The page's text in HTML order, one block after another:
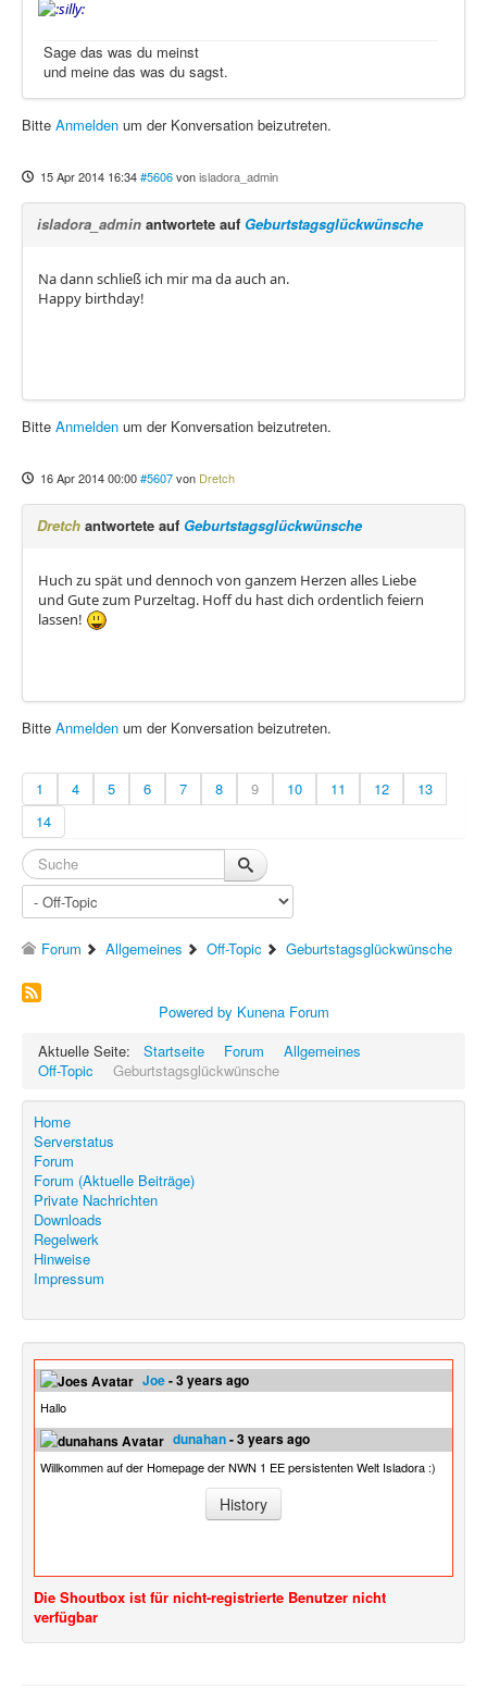
Sage das was du meinst
und meine das was du sagst.
Bitte Anmelden um der Konversation beizutreten.
15 Apr 2014 16:34#5606vonisladora_admin
isladora_admin antwortete auf Geburtstagsglückwünsche
Na dann schließ ich mir ma da auch an.
Happy birthday!
Bitte Anmelden um der Konversation beizutreten.
16 Apr 2014 00:00#5607von Dretch
Dretch antwortete auf Geburtstagsglückwünsche
Huch zu spät und dennoch von ganzem Herzen alles Liebe
und Gute zum Purzeltag. Hoff du hast dich ordentlich feiern
lassen!
Bitte Anmelden um der Konversation beizutreten.
1 4 5 6 7 8 9 10 11 12
13
14
Forum Allgemeines Off-Topic Geburtstagsglückwünsche
Powered by Kunena Forum
Aktuelle Seite:
Startseite Forum
Allgemeines
Off-Topic
Geburtstagsglückwünsche
Home
Serverstatus
Forum
Forum (Aktuelle Beiträge)
Private Nachrichten
Downloads
Regelwerk
Hinweise
Impressum
Joe- 3 years ago
Hallo
dunahan- 3 years ago
Willkommen auf der Homepage der NWN 1 EE persistenten Welt Isladora :)
History
Die Shoutbox ist für nicht-registrierte Benutzer nicht
verfügbar